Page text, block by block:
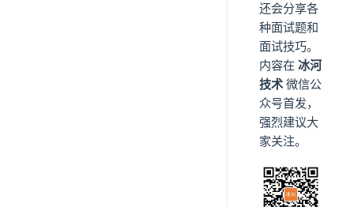
还会分享各
种面试题和
面试技巧。
内容在 冰河
技术微信公
众号首发，
强烈建议大
家关注。